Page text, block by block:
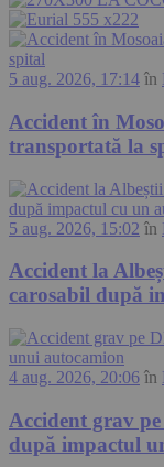
5 aug. 2026, 17:14 în
Accident în
transportată la
5 aug. 2026, 15:02 în
Accident la
carosabil după
4 aug. 2026, 20:06 în
Accident grav
după impactul